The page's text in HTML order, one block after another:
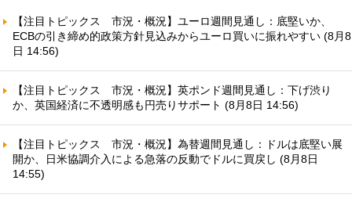
【注目トピックス 市況・概況】ユーロ週間見通し：底堅いか、
ECBの引き締め的政策方針見込みからユーロ買いに振れやすい (8月8
日 14:56)
【注目トピックス 市況・概況】英ポンド週間見通し：下げ渋り
か、英国経済に不透明感も円売りサポート (8月8日 14:56)
【注目トピックス 市況・概況】為替週間見通し：ドルは底堅い展
開か、日米協調介入による急落の反動でドルに買戻し (8月8日
14:55)